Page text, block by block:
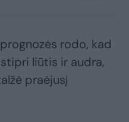
rodo, kad
liūtis ir audra,
praėjusį